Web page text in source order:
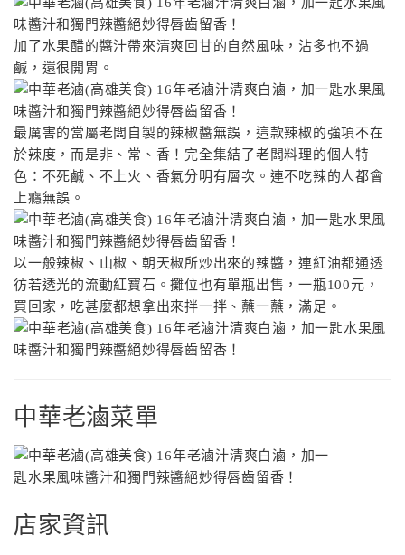
加了水果醋的醬汁帶來清爽回甘的自然風味，沾多也不過
鹹，還很開胃。
最厲害的當屬老闆自製的辣椒醬無誤，這款辣椒的強項不在
於辣度，而是非、常、香！完全集結了老闆料理的個人特
色：不死鹹、不上火、香氣分明有層次。連不吃辣的人都會
上癮無誤。
以一般辣椒、山椒、朝天椒所炒出來的辣醬，連紅油都通透
彷若透光的流動紅寶石。攤位也有單瓶出售，一瓶100元，
買回家，吃甚麼都想拿出來拌一拌、蘸一蘸，滿足。
中華老滷菜單
店家資訊